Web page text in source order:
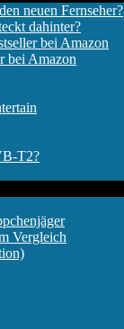
neuen Fernseher?
dahinter?
bei Amazon
bei Amazon
T2?
Vergleich